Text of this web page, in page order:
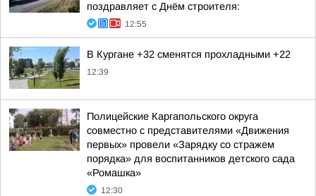
поздравляет с Днём строителя:
12:55
В Кургане +32 сменятся прохладными +22
12:39
Полицейские Каргапольского округа
совместно с представителями «Движения
первых» провели «Зарядку со стражем
порядка» для воспитанников детского сада
«Ромашка»
12:30